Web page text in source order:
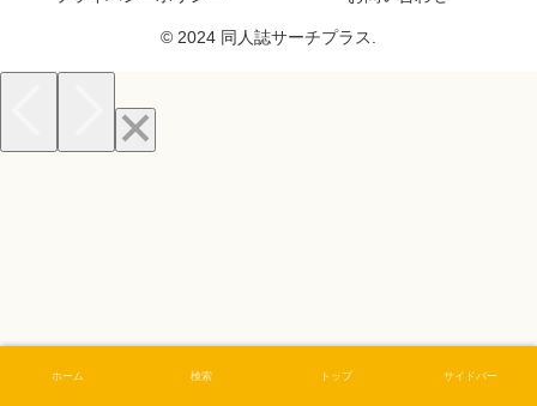
© 2024 同人誌サーチプラス.
ホーム 検索 トップ サイドバー